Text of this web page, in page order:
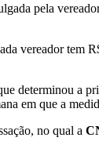
pela
vereador tem
determinou a
em que a
no qual a